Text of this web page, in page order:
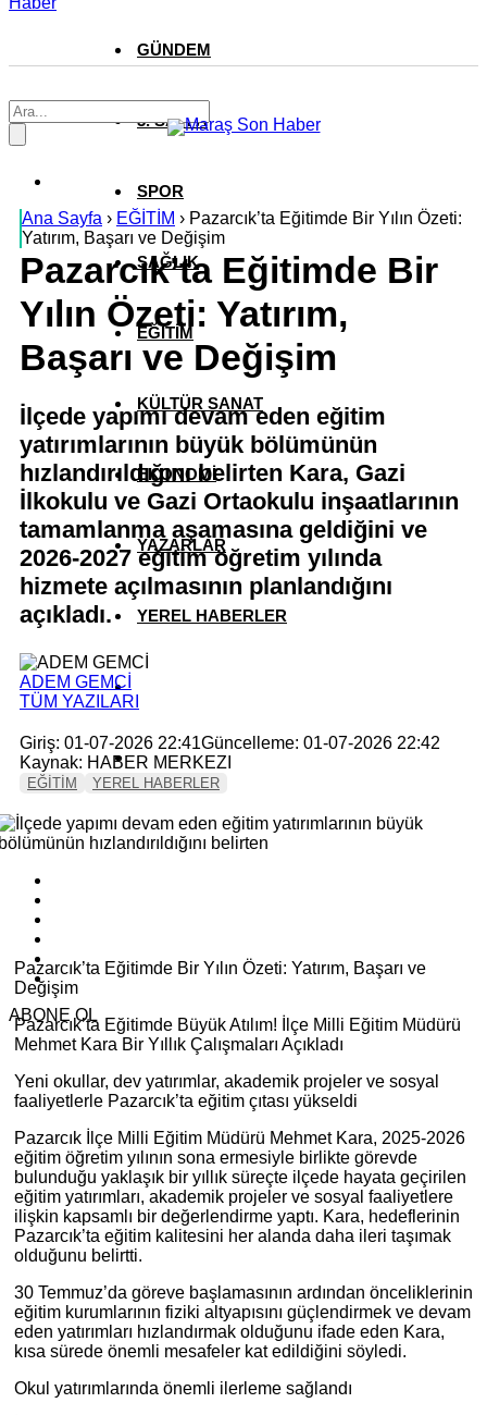
GÜNDEM
3. SAYFA
SPOR
SAĞLIK
EĞİTİM
KÜLTÜR SANAT
EKONOMİ
YAZARLAR
YEREL HABERLER
Ana Sayfa › EĞİTİM › Pazarcık’ta Eğitimde Bir Yılın Özeti:
Yatırım, Başarı ve Değişim
Pazarcık’ta Eğitimde Bir
Yılın Özeti: Yatırım,
Başarı ve Değişim
İlçede yapımı devam eden eğitim
yatırımlarının büyük bölümünün
hızlandırıldığını belirten Kara, Gazi
İlkokulu ve Gazi Ortaokulu inşaatlarının
tamamlanma aşamasına geldiğini ve
2026-2027 eğitim öğretim yılında
hizmete açılmasının planlandığını
açıkladı.
ADEM GEMCİ
TÜM YAZILARI
Giriş: 01-07-2026 22:41Güncelleme: 01-07-2026 22:42
Kaynak: HABER MERKEZI
EĞİTİM YEREL HABERLER
ABONE OL
Pazarcık’ta Eğitimde Bir Yılın Özeti: Yatırım, Başarı ve
Değişim
Pazarcık’ta Eğitimde Büyük Atılım! İlçe Milli Eğitim Müdürü
Mehmet Kara Bir Yıllık Çalışmaları Açıkladı
Yeni okullar, dev yatırımlar, akademik projeler ve sosyal
faaliyetlerle Pazarcık’ta eğitim çıtası yükseldi
Pazarcık İlçe Milli Eğitim Müdürü Mehmet Kara, 2025-2026
eğitim öğretim yılının sona ermesiyle birlikte görevde
bulunduğu yaklaşık bir yıllık süreçte ilçede hayata geçirilen
eğitim yatırımları, akademik projeler ve sosyal faaliyetlere
ilişkin kapsamlı bir değerlendirme yaptı. Kara, hedeflerinin
Pazarcık’ta eğitim kalitesini her alanda daha ileri taşımak
olduğunu belirtti.
30 Temmuz’da göreve başlamasının ardından önceliklerinin
eğitim kurumlarının fiziki altyapısını güçlendirmek ve devam
eden yatırımları hızlandırmak olduğunu ifade eden Kara,
kısa sürede önemli mesafeler kat edildiğini söyledi.
Okul yatırımlarında önemli ilerleme sağlandı